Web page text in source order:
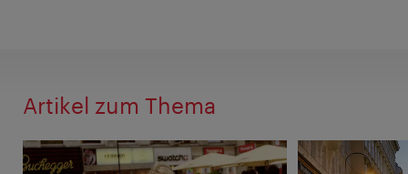
Artikel zum Thema